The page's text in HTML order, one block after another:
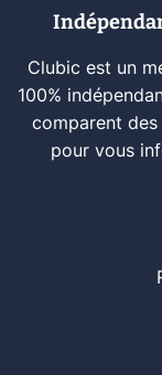
Clubic est un
100%
comparent
pour vous